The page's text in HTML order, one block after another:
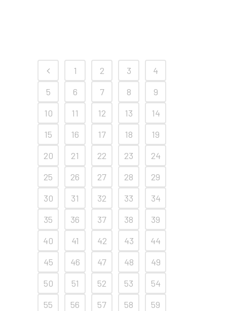
1 2 3
4
5
6 7 8
9
10
11 12 13
14
15
16 17 18
19
20
21 22 23
24
25
26 27 28
29
30
31 32 33
34
35
36 37 38
39
40
41 42 43
44
45
46 47 48
49
50
51 52 53
54
55
56 57 58
59